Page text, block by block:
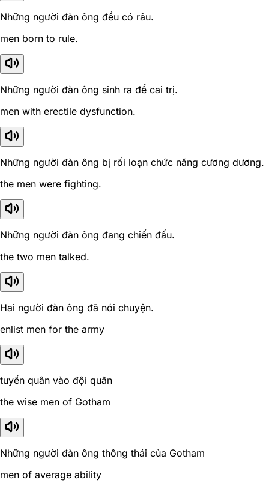
Những người đàn ông đều có râu.
men born to rule.
Những người đàn ông sinh ra để cai trị.
men with erectile dysfunction.
Những người đàn ông bị rối loạn chức năng cương dương.
the men were fighting.
Những người đàn ông đang chiến đấu.
the two men talked.
Hai người đàn ông đã nói chuyện.
enlist men for the army
tuyển quân vào đội quân
the wise men of Gotham
Những người đàn ông thông thái của Gotham
men of average ability